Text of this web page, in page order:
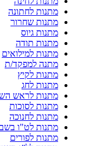
מתנות לחתונה
מתנות שחרור
מתנות גיוס
מתנות תודה
מתנות למילואים
מתנה למפקד/ת
מתנות לקיץ
מתנות לחג
מתנות לראש
מתנות לסוכות
מתנות לחנוכה
מתנות לט"ו
מתנות לפורים